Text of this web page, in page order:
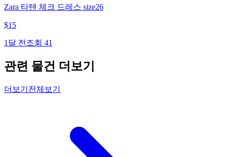
Zara 타탠 체크 드레스 size26
$15
1달 전 조회 41
관련 물건 더보기
더보기 전체보기